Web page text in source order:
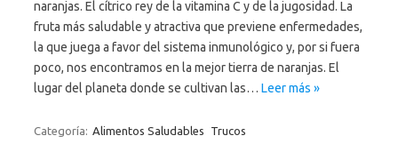
naranjas. El cítrico rey de la vitamina C y de la jugosidad. La
fruta más saludable y atractiva que previene enfermedades,
la que juega a favor del sistema inmunológico y, por si fuera
poco, nos encontramos en la mejor tierra de naranjas. El
lugar del planeta donde se cultivan las… Leer más »
Categoría: Alimentos Saludables Trucos